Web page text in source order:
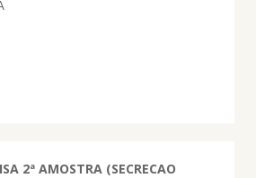
2ª AMOSTRA (SECRECAO